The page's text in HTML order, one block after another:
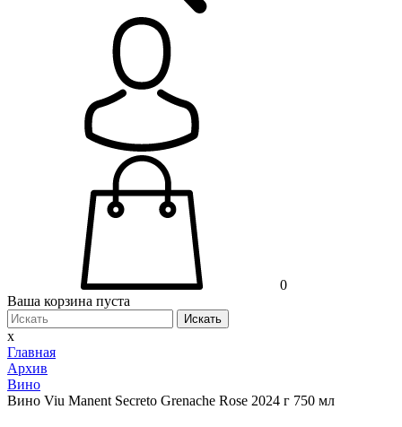
0
Ваша корзина пуста
Искать
x
Главная
Архив
Вино
Вино Viu Manent Secreto Grenache Rose 2024 г 750 мл